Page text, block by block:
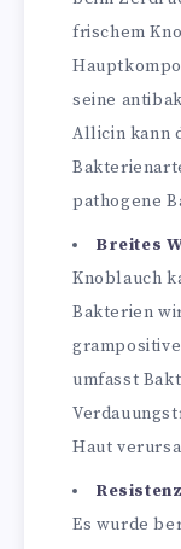
frischem
seine
Allicin kann
pathogene
Breites
Knoblauch
Bakterien
umfasst
Haut
Es wurde